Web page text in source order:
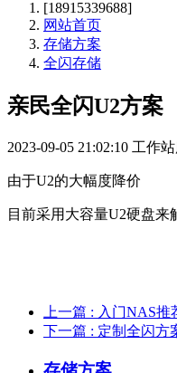
[18915339688]
网站首页
存储方案
全闪存储
亲民全闪U2方案
2023-09-05 21:02:10 工作
由于U2的大幅度降价
目前采用大容量U2硬盘来
上一篇 : 入门NAS推
下一篇 : 定制全闪方